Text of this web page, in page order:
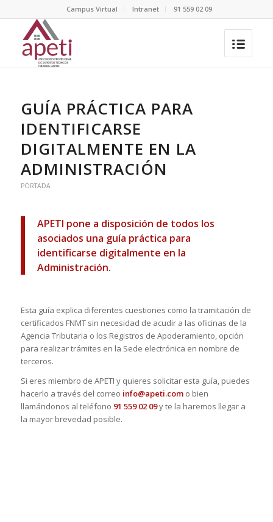
Campus Virtual Intranet 91 559 02 09
GUÍA PRÁCTICA PARA
IDENTIFICARSE
DIGITALMENTE EN LA
ADMINISTRACIÓN
PORTADA
APETI pone a disposición de todos los
asociados una guía práctica para
identificarse digitalmente en la
Administración.
Esta guía explica diferentes cuestiones como la tramitación de
certificados FNMT sin necesidad de acudir a las oficinas de la
Agencia Tributaria o los Registros de Apoderamiento, opción
para realizar trámites en la Sede electrónica en nombre de
terceros.
Si eres miembro de APETI y quieres solicitar esta guía, puedes
hacerlo a través del correo info@apeti.como bien
llamándonos al teléfono 91 559 02 09y te la haremos llegar a
la mayor brevedad posible.